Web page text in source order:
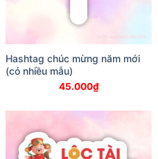
Hashtag chúc mừng năm mới
(có nhiều mẫu)
45.000₫